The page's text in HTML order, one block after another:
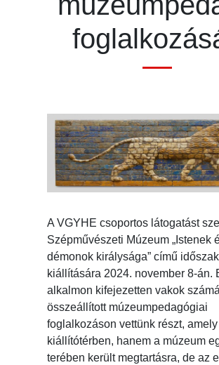
A VGYHE csoportos látogatást
Szépművészeti Múzeum „Istenek
démonok királysága” című
kiállítására 2024. november 8-án.
alkalmon kifejezetten vakok
összeállított múzeumpedagógiai
foglalkozáson vettünk részt,
kiállítótérben, hanem a múzeum
terében került megtartásra, de az